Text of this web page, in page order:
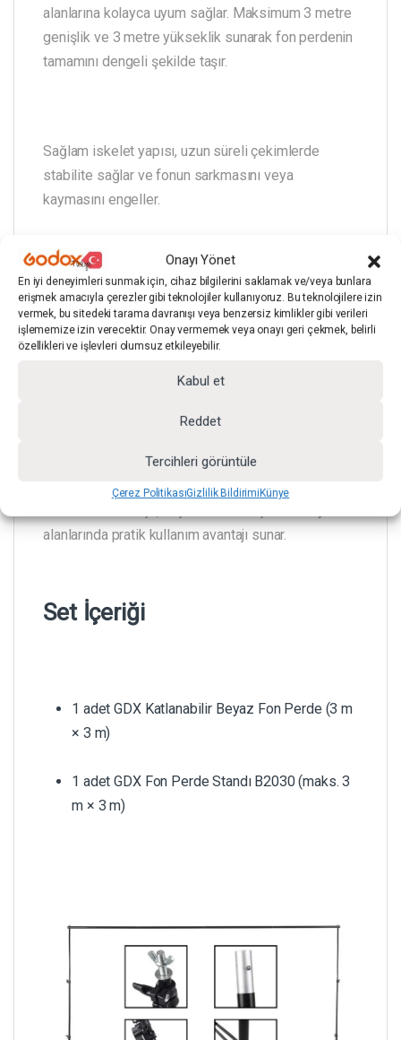
Onayı Yönet
En iyi deneyimleri sunmak için, cihaz bilgilerini saklamak ve/veya bunlara
erişmek amacıyla çerezler gibi teknolojiler kullanıyoruz. Bu teknolojilere izin
vermek, bu sitedeki tarama davranışı veya benzersiz kimlikler gibi verileri
işlememize izin verecektir. Onay vermemek veya onayı geri çekmek, belirli
özellikleri ve işlevleri olumsuz etkileyebilir.
Kabul et
Reddet
Tercihleri görüntüle
Çerez PolitikasıGizlilik BildirimiKünye
alanlarına kolayca uyum sağlar. Maksimum 3 metre
genişlik ve 3 metre yükseklik sunarak fon perdenin
tamamını dengeli şekilde taşır.
Sağlam iskelet yapısı, uzun süreli çekimlerde
stabilite sağlar ve fonun sarkmasını veya
kaymasını engeller.
Uygun Kullanım Senaryoları
Beyaz fon yüzeyi; e-ticaret ürün çekimleri, portre
fotoğrafçılığı, eğitim ve anlatım videoları, röportaj
alanlarında pratik kullanım avantajı sunar.
Set İçeriği
1 adet GDX Katlanabilir Beyaz Fon Perde (3 m
× 3 m)
1 adet GDX Fon Perde Standı B2030 (maks. 3
m × 3 m)